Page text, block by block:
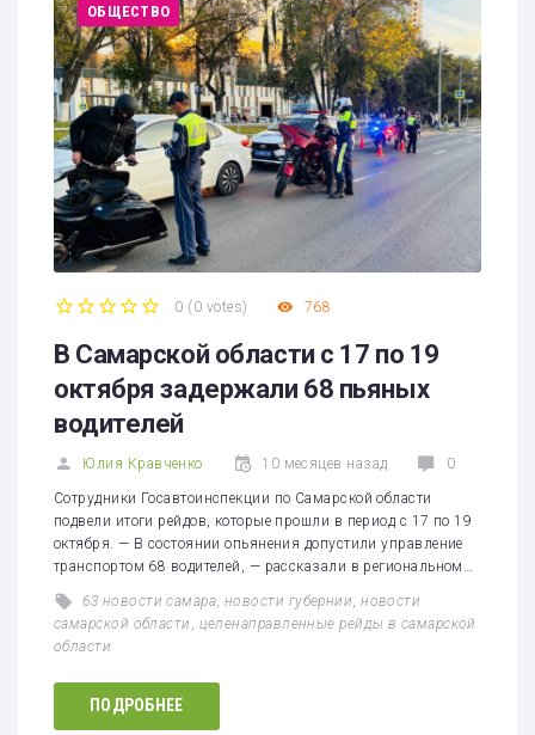
ОБЩЕСТВО
0 (0 votes) 768
В Самарской области с 17 по 19
октября задержали 68 пьяных
водителей
Юлия Кравченко 10 месяцев назад 0
Сотрудники Госавтоинспекции по Самарской области
подвели итоги рейдов, которые прошли в период с 17 по 19
октября. — В состоянии опьянения допустили управление
транспортом 68 водителей, — рассказали в региональном…
63 новости самара ,новости губернии ,новости
самарской области
целенаправленные рейды в самарской
области
ПОДРОБНЕЕ